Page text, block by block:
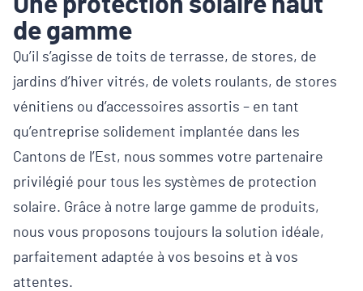
de gamme
Qu’il s’agisse de toits de terrasse, de stores, de
jardins d’hiver vitrés, de volets roulants, de stores
vénitiens ou d’accessoires assortis – en tant
qu’entreprise solidement implantée dans les
Cantons de l’Est, nous sommes votre partenaire
privilégié pour tous les systèmes de protection
solaire. Grâce à notre large gamme de produits,
nous vous proposons toujours la solution idéale,
parfaitement adaptée à vos besoins et à vos
attentes.